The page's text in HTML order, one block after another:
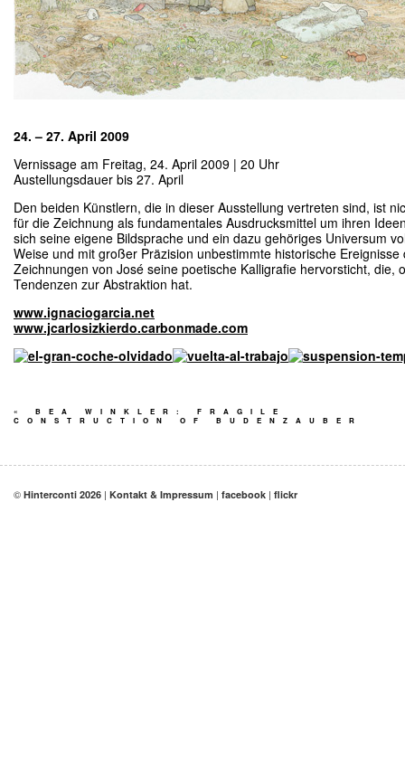
24. – 27. April 2009
Vernissage am Freitag, 24. April 2009 | 20 Uhr
Austellungsdauer bis 27. April
Den beiden Künstlern, die in dieser Ausstellung vertreten sind, ist
für die Zeichnung als fundamentales Ausdrucksmittel um ihren
sich seine eigene Bildsprache und ein dazu gehöriges Universum
Weise und mit großer Präzision unbestimmte historische
Zeichnungen von José seine poetische Kalligrafie hervorsticht, die,
Tendenzen zur Abstraktion hat.
www.ignaciogarcia.net
www.jcarlosizkierdo.carbonmade.com
«
BEA WINKLER: FRAGILE
CONSTRUCTION OF BUDENZAUBER
© Hinterconti 2026 | Kontakt & Impressum | facebook | flickr